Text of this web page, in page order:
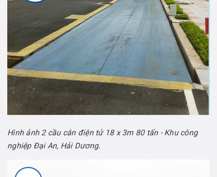
Hình ảnh 2 cầu cân điện tử 18 x 3m 80 tấn - Khu công
nghiệp Đại An, Hải Dương.